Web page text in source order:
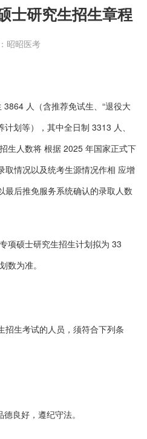
士研究生招生章程
昭昭医考
人（含推荐免试生、“退役大
划等），其中全日制 3313 人、
生人数将 根据 2025 年国家正式下
取情况以及统考生源情况作相 应增
最后推免服务系统确认的录取人数
项硕士研究生招生计划拟为 33
数为准。
招生考试的人员，须符合下列条
良好，遵纪守法。